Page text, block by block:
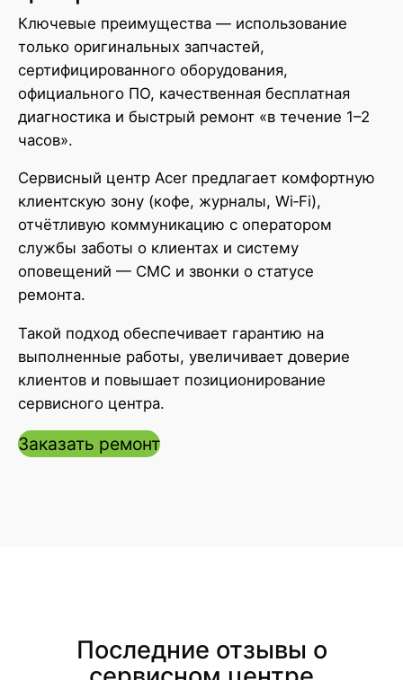
Ключевые преимущества — использование
только оригинальных запчастей,
сертифицированного оборудования,
официального ПО, качественная бесплатная
диагностика и быстрый ремонт «в течение 1–2
часов».
Сервисный центр Acer предлагает комфортную
клиентскую зону (кофе, журналы, Wi‑Fi),
отчётливую коммуникацию с оператором
службы заботы о клиентах и систему
оповещений — СМС и звонки о статусе
ремонта.
Такой подход обеспечивает гарантию на
выполненные работы, увеличивает доверие
клиентов и повышает позиционирование
сервисного центра.
Заказать ремонт
Последние отзывы о